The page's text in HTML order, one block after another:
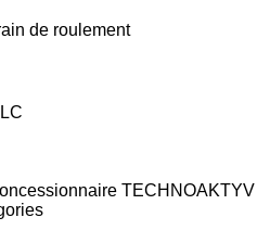
de roulement
TECHNOAKTYV